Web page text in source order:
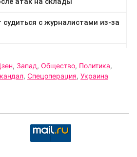
, Запад, Общество, Политика,
, Спецоперация, Украина